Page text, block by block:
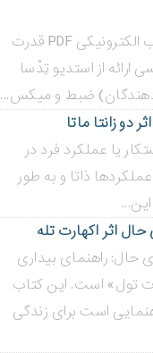
کتاب صوتی و کتاب الکترونیکی PDF قدرت
ارائه از استدیو تِدْسا
ضبط و میکس...
دو زانتا ماتا
یا عملکرد فرد در
ذاتا و به طور
اثر اکهارت تله
حال: راهنمای بیداری
تول» است. این کتاب
است برای زندگی